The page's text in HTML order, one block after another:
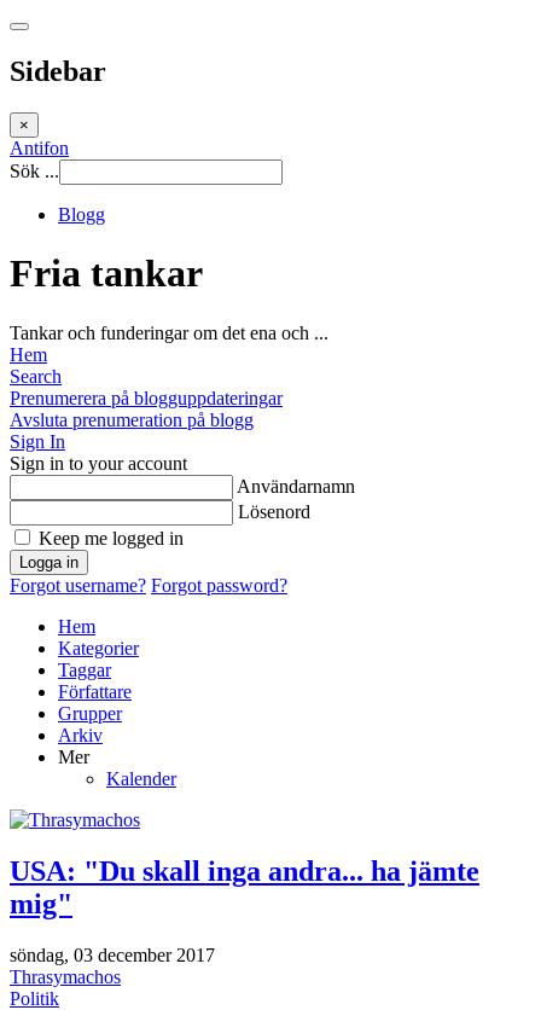
Sidebar
×
Antifon
Sök ...
Blogg
Fria tankar
Tankar och funderingar om det ena och ...
Hem
Search
Prenumerera på blogguppdateringar
Avsluta prenumeration på blogg
Sign In
Sign in to your account
Användarnamn
Lösenord
Keep me logged in
Logga in
Forgot username? Forgot password?
Hem
Kategorier
Taggar
Författare
Grupper
Arkiv
Mer
Kalender
USA: "Du skall inga andra... ha jämte
mig"
söndag, 03 december 2017
Thrasymachos
Politik